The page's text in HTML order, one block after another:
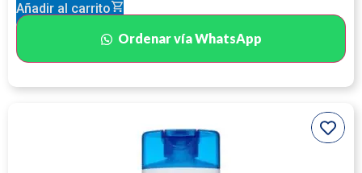
Añadir al carrito
Ordenar vía WhatsApp